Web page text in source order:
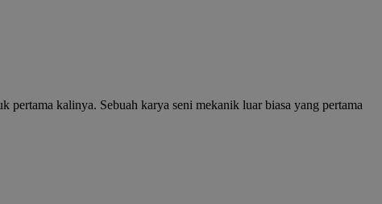
kalinya. Sebuah karya seni mekanik luar biasa yang pertama